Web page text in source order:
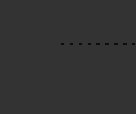
- - - - - - - -